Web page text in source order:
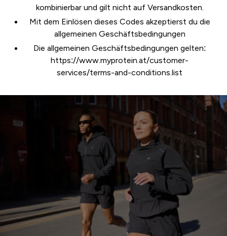
kombinierbar und gilt nicht auf Versandkosten.
Mit dem Einlösen dieses Codes akzeptierst du die
allgemeinen Geschäftsbedingungen
Die allgemeinen Geschäftsbedingungen gelten:
https://www.myprotein.at/customer-
services/terms-and-conditions.list